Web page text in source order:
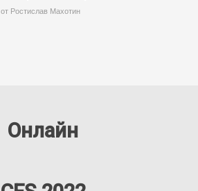
от Ростислав Махотин
Онлайн